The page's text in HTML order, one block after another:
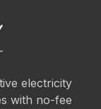
electricity
with no-fee